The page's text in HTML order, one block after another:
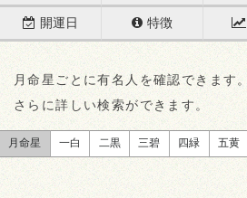
開運日 特徴
月命星ごとに有名人を確認できます。
さらに詳しい検索ができます。
月命星 一白 二黒 三碧 四緑 五黄